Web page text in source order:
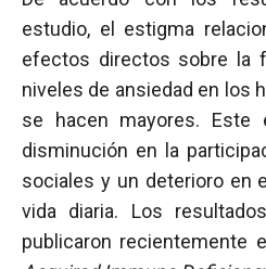
estudio, el estigma
efectos directos sobre la
niveles de ansiedad en los
se hacen mayores. Este
disminución en la
sociales y un deterioro en
vida diaria. Los
publicaron recientemente